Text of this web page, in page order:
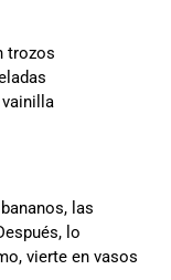
trozos
vainilla
las
lo
vierte en vasos